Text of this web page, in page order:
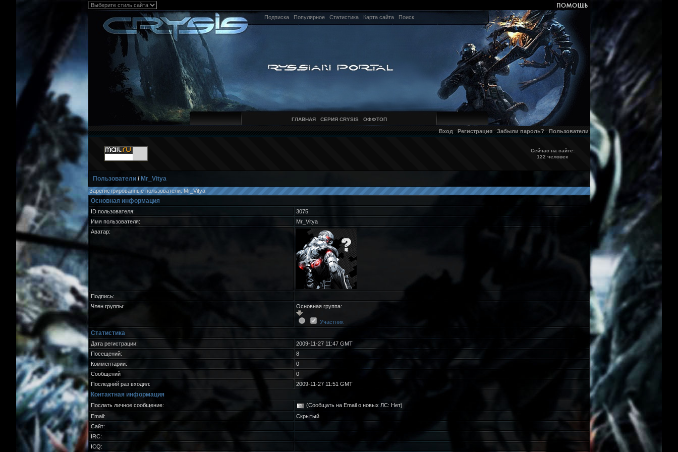
Подписка Популярное Статистика Карта сайта Поиск
ГЛАВНАЯ СЕРИЯ CRYSIS ОФФТОП
Вход Регистрация Забыли пароль? Пользователи
Сейчас на сайте:
122 человек
Пользователи/ Mr_Vitya
Зарегистрированные пользователи: Mr_Vitya
Основная информация
ID пользователя:
3075
Имя пользователя:
Mr_Vitya
Аватар:
Подпись:
Член группы:
Основная группа:
Участник
Статистика
Дата регистрации:
2009-11-27 11:47 GMT
Посещений:
8
Комментарии:
0
Сообщений
0
Последний раз входил:
2009-11-27 11:51 GMT
Контактная информация
Послать личное сообщение:
(Сообщать на Email о новых ЛС: Нет)
Email:
Скрытый
Сайт:
IRC:
ICQ: